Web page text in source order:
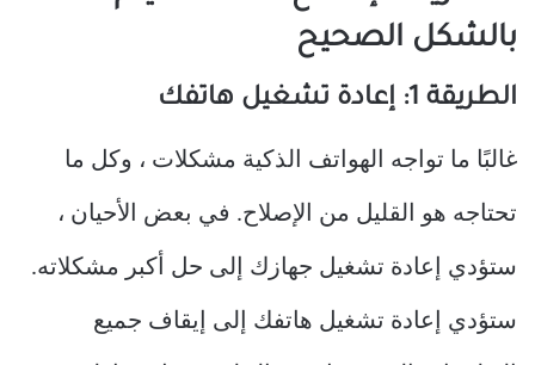
بالشكل الصحيح
الطريقة 1: إعادة تشغيل هاتفك
غالبًا ما تواجه الهواتف الذكية مشكلات ، وكل ما
تحتاجه هو القليل من الإصلاح. في بعض الأحيان ،
ستؤدي إعادة تشغيل جهازك إلى حل أكبر مشكلاته.
ستؤدي إعادة تشغيل هاتفك إلى إيقاف جميع